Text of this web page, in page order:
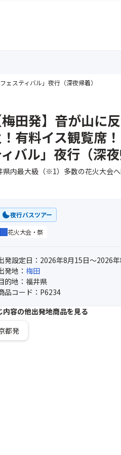
スティバル」夜行（深夜帰着）
梅田発】音が山に
有料イス観覧席
バル」夜行（深夜
県内最大級（※1）多数の花火大会
clear_night夜行バスツアー
花火大会・祭
発設定日：2026年8月15日～2026
発地： 梅田
的地：福井県
品コード：P6234
内容の他出発地商品を見る
都発